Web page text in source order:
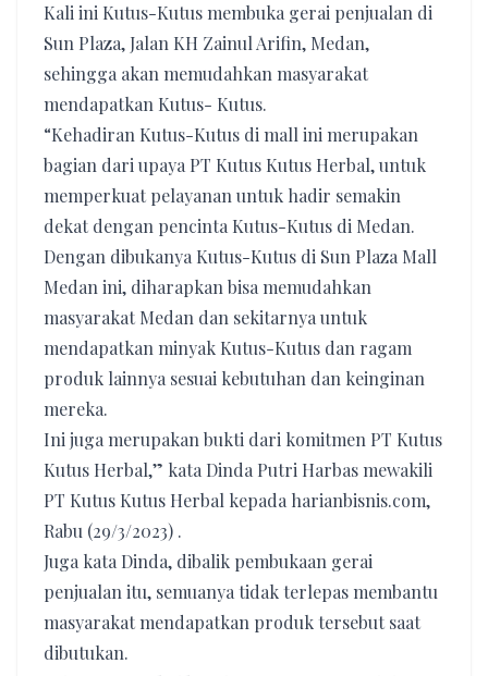
Kali ini Kutus-Kutus membuka gerai penjualan di
Sun Plaza, Jalan KH Zainul Arifin, Medan,
sehingga akan memudahkan masyarakat
mendapatkan Kutus- Kutus.
“Kehadiran Kutus-Kutus di mall ini merupakan
bagian dari upaya PT Kutus Kutus Herbal, untuk
memperkuat pelayanan untuk hadir semakin
dekat dengan pencinta Kutus-Kutus di Medan.
Dengan dibukanya Kutus-Kutus di Sun Plaza Mall
Medan ini, diharapkan bisa memudahkan
masyarakat Medan dan sekitarnya untuk
mendapatkan minyak Kutus-Kutus dan ragam
produk lainnya sesuai kebutuhan dan keinginan
mereka.
Ini juga merupakan bukti dari komitmen PT Kutus
Kutus Herbal,” kata Dinda Putri Harbas mewakili
PT Kutus Kutus Herbal kepada harianbisnis.com,
Rabu (29/3/2023) .
Juga kata Dinda, dibalik pembukaan gerai
penjualan itu, semuanya tidak terlepas membantu
masyarakat mendapatkan produk tersebut saat
dibutukan.